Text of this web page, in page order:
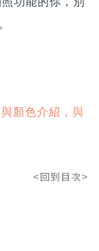
顏色介紹，與
<回到目次>